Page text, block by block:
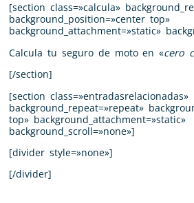
[section class=»calcula»
background_position=»center top»
background_attachment=»static»
Calcula tu seguro de moto en «cero
[/section]
[section class=»entradasrelacionadas»
background_repeat=»repeat»
top» background_attachment=»static»
background_scroll=»none»]
[divider style=»none»]
[/divider]